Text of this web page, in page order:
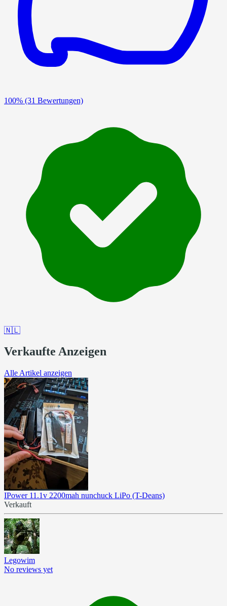
100% (31 Bewertungen)
🇳🇱
Verkaufte Anzeigen
Alle Artikel anzeigen
IPower 11.1v 2200mah nunchuck LiPo (T-Deans)
Verkauft
Legowim
No reviews yet